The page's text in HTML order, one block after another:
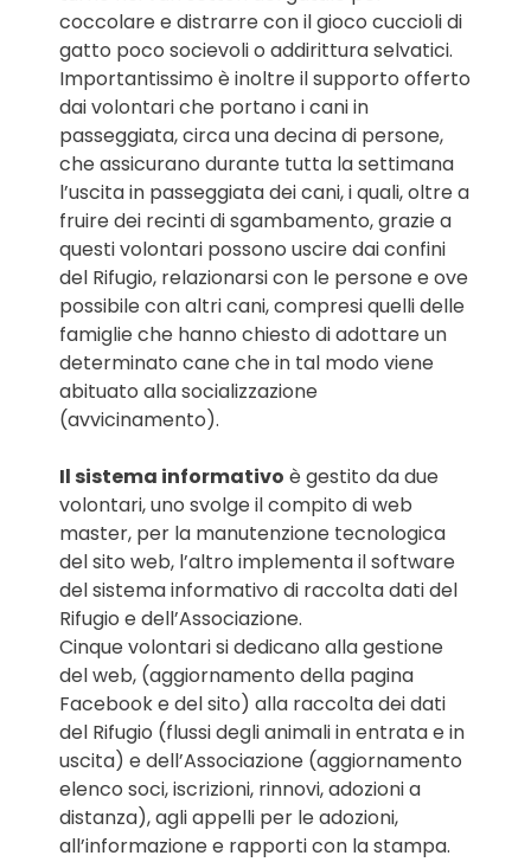
coccolare e distrarre con il gioco cuccioli di
gatto poco socievoli o addirittura selvatici.
Importantissimo è inoltre il supporto offerto
dai volontari che portano i cani in
passeggiata, circa una decina di persone,
che assicurano durante tutta la settimana
l’uscita in passeggiata dei cani, i quali, oltre a
fruire dei recinti di sgambamento, grazie a
questi volontari possono uscire dai confini
del Rifugio, relazionarsi con le persone e ove
possibile con altri cani, compresi quelli delle
famiglie che hanno chiesto di adottare un
determinato cane che in tal modo viene
abituato alla socializzazione
(avvicinamento).
Il sistema informativo è gestito da due
volontari, uno svolge il compito di web
master, per la manutenzione tecnologica
del sito web, l’altro implementa il software
del sistema informativo di raccolta dati del
Rifugio e dell’Associazione.
Cinque volontari si dedicano alla gestione
del web, (aggiornamento della pagina
Facebook e del sito) alla raccolta dei dati
del Rifugio (flussi degli animali in entrata e in
uscita) e dell’Associazione (aggiornamento
elenco soci, iscrizioni, rinnovi, adozioni a
distanza), agli appelli per le adozioni,
all’informazione e rapporti con la stampa.